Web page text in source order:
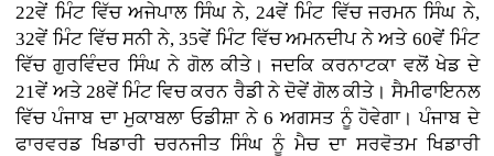
22ਵੇਂ ਮਿੰਟ ਵਿੱਚ ਅਜੇਪਾਲ ਸਿੰਘ ਨੇ, 24ਵੇਂ ਮਿੰਟ ਵਿੱਚ ਜਰਮਨ ਸਿੰਘ ਨੇ,
32ਵੇਂ ਮਿੰਟ ਵਿੱਚ ਸਨੀ ਨੇ, 35ਵੇਂ ਮਿੰਟ ਵਿੱਚ ਅਮਨਦੀਪ ਨੇ ਅਤੇ 60ਵੇਂ ਮਿੰਟ
ਵਿੱਚ ਗੁਰਵਿੰਦਰ ਸਿੰਘ ਨੇ ਗੋਲ ਕੀਤੇ। ਜਦਕਿ ਕਰਨਾਟਕਾ ਵਲੋਂ ਖੇਡ ਦੇ
21ਵੇਂ ਅਤੇ 28ਵੇਂ ਮਿੰਟ ਵਿਚ ਕਰਨ ਰੈਡੀ ਨੇ ਦੋਵੇਂ ਗੋਲ ਕੀਤੇ। ਸੈਮੀਫਾਇਨਲ
ਵਿੱਚ ਪੰਜਾਬ ਦਾ ਮੁਕਾਬਲਾ ਓਡੀਸ਼ਾ ਨੇ 6 ਅਗਸਤ ਨੂੰ ਹੋਵੇਗਾ। ਪੰਜਾਬ ਦੇ
ਫਾਰਵਰਡ ਖਿਡਾਰੀ ਚਰਨਜੀਤ ਸਿੰਘ ਨੂੰ ਮੈਚ ਦਾ ਸਰਵੋਤਮ ਖਿਡਾਰੀ